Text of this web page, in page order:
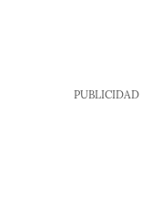
PUBLICIDAD